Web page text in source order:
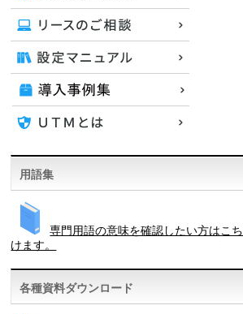
用語集
専門用語の意味を確認したい方はこ
けます。
各種資料ダウンロード